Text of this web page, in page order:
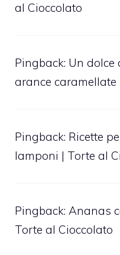
al Cioccolato
Pingback: Un dolce
arance caramellate
Pingback: Ricette
lamponi | Torte al
Pingback: Ananas
Torte al Cioccolato